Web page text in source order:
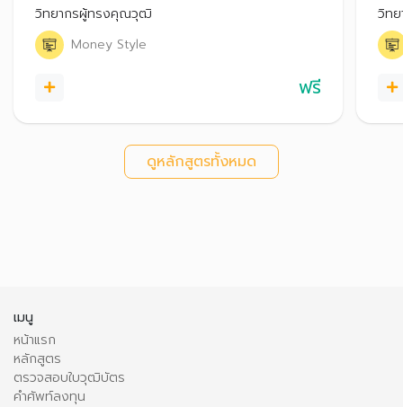
แนะนำเทคนิควางแผนการเงิน สำหรับทุกเส้นทางอาชีพ
วิทยากรผู้ทรงคุณวุฒิ
Money Style
ฟรี
เดื
สมั
มั่นใ
วิท
ดูหลักสูตรทั้งหมด
เมนู
หน้าแรก
หลักสูตร
ตรวจสอบใบวุฒิบัตร
คำศัพท์ลงทุน